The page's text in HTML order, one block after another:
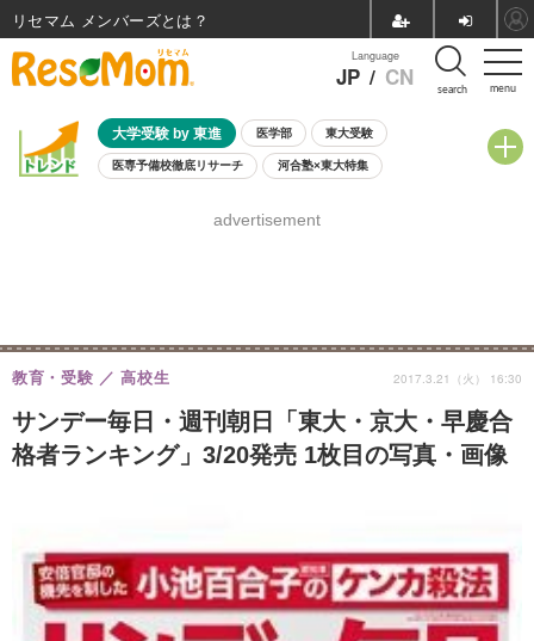
menu
Language
JP / CN search
大学受験 by 東進 医学部 東大受験
医専予備校徹底リサーチ 河合塾×東大特集
8月開催学校説明会・相談会
advertisement
サンデー毎日・週刊朝日「東大・京大・早慶合
格者ランキング」3/20発売 1枚目の写真・画像
教育・受験 高校生 2017.3.21（火） 16:30
リセマム メンバーズ